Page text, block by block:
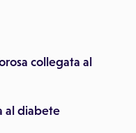
collegata al
al diabete